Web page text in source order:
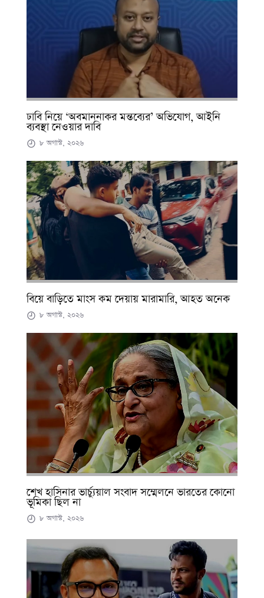
ঢাবি নিয়ে ‘অবমাননাকর মন্তব্যের’ অভিযোগ, আইনি
ব্যবস্থা নেওয়ার দাবি
৮ অগাস্ট, ২০২৬
বিয়ে বাড়িতে মাংস কম দেয়ায় মারামারি, আহত অনেক
৮ অগাস্ট, ২০২৬
শেখ হাসিনার ভার্চ্যুয়াল সংবাদ সম্মেলনে ভারতের কোনো
ভূমিকা ছিল না
৮ অগাস্ট, ২০২৬